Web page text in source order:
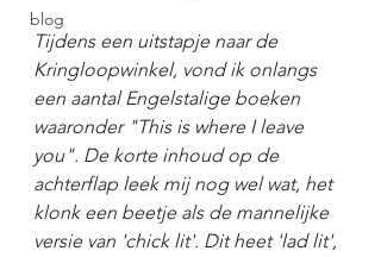
blog
Tijdens een uitstapje naar de
Kringloopwinkel, vond ik onlangs
een aantal Engelstalige boeken
waaronder "This is where I leave
you". De korte inhoud op de
achterflap leek mij nog wel wat, het
klonk een beetje als de mannelijke
versie van 'chick lit'. Dit heet 'lad lit',